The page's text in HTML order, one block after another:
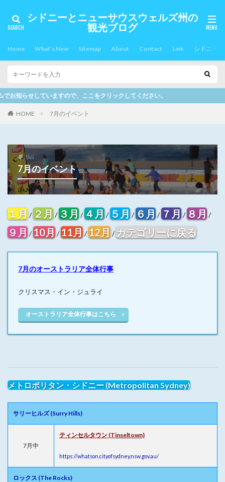
シドニーとニューサウスウェルズ州の
観光ブログ
Home What’s New Sitemap About Contact Link シドニー
リックしてください。
HOME 7月のイベント
TAG
7月のイベント
１月/２月/３月/４月/５月/６月/７月/８月/
９月/10月/11月/12月/ カテゴリーに戻る
7月のオーストラリア全体行事
クリスマス・イン・ジュライ
オーストラリア全体行事はこちら
メトロポリタン・シドニー (Metropolitan Sydney)
サリーヒルズ (Surry Hills)
7月中
ティンセルタウン (Tinseltown)
https://whatson.cityofsydney.nsw.gov.au/
ロックス (The Rocks)